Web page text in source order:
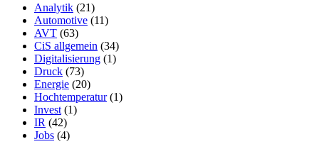
Analytik (21)
Automotive (11)
AVT (63)
CiS allgemein (34)
Digitalisierung (1)
Druck (73)
Energie (20)
Hochtemperatur(1)
Invest (1)
IR (42)
Jobs (4)